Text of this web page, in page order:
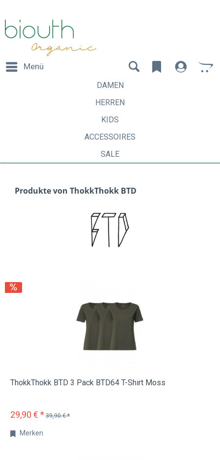
Menü
DAMEN
HERREN
KIDS
ACCESSOIRES
SALE
Produkte von ThokkThokk BTD
ThokkThokk BTD 3 Pack BTD64 T-Shirt Moss
29,90 € * 39,90 € *
Merken